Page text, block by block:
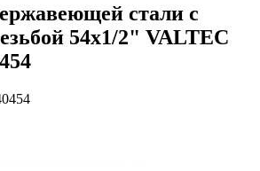
стали с
54х1/2" VALTEC